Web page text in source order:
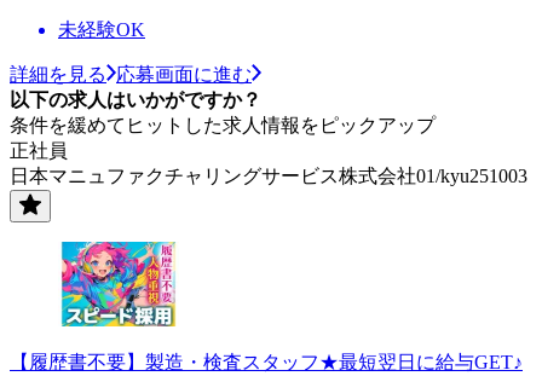
未経験OK
詳細を見る
応募画面に進む
以下の求人はいかがですか？
条件を緩めてヒットした求人情報をピックアップ
正社員
日本マニュファクチャリングサービス株式会社01/kyu251003
【履歴書不要】製造・検査スタッフ★最短翌日に給与GET♪